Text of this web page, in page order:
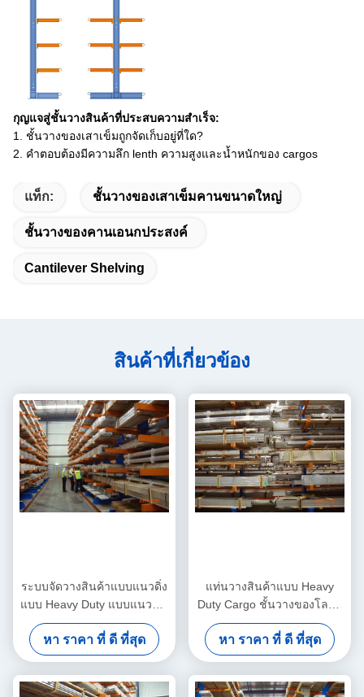
กุญแจสู่ชั้นวางสินค้าที่ประสบความสำเร็จ:
1. ชั้นวางของเสาเข็มถูกจัดเก็บอยู่ที่ใด?
2. คำตอบต้องมีความลึก lenth ความสูงและน้ำหนักของ cargos
แท็ก: ชั้นวางของเสาเข็มคานขนาดใหญ่
ชั้นวางของคานเอนกประสงค์
Cantilever Shelving
สินค้าที่เกี่ยวข้อง
ระบบจัดวางสินค้าแบบแนวดิ่ง
แบบ Heavy Duty แบบแนวตั้ง,
ชั้นวางสินค้าแบบคาน
เอนกประสงค์
หา ราคา ที่ ดี ที่สุด
แท่นวางสินค้าแบบ Heavy
Duty Cargo ชั้นวางของโลหะ
9 ระดับการทำงานของรถฟ
อร์คลิฟท์
หา ราคา ที่ ดี ที่สุด